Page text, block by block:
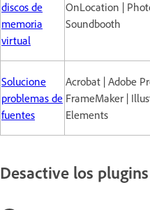
discos de
memoria
virtual
OnLocation |
Soundbooth
Solucione
problemas de
fuentes
Acrobat | Adobe
FrameMaker |
Elements
Desactive los